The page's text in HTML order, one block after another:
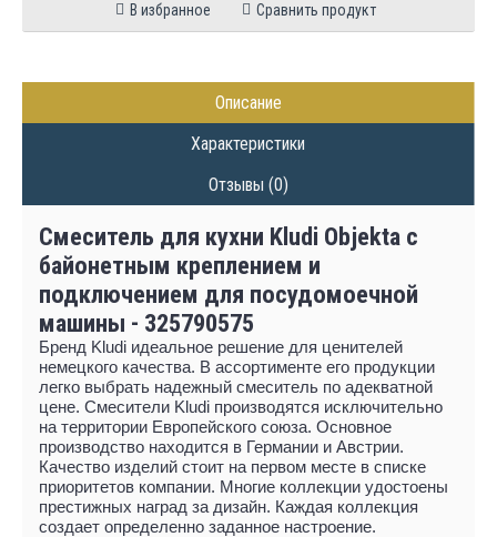
В избранное Сравнить продукт
Описание
Характеристики
Отзывы (0)
Смеситель для кухни Kludi Objekta с
байонетным креплением и
подключением для посудомоечной
машины - 325790575
Бренд Kludi идеальное решение для ценителей
немецкого качества. В ассортименте его продукции
легко выбрать надежный смеситель по адекватной
цене. Смесители Kludi производятся исключительно
на территории Европейского союза. Основное
производство находится в Германии и Австрии.
Качество изделий стоит на первом месте в списке
приоритетов компании. Многие коллекции удостоены
престижных наград за дизайн. Каждая коллекция
создает определенно заданное настроение.